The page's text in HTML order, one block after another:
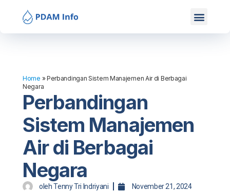
Home » Perbandingan Sistem Manajemen Air di Berbagai
Negara
Perbandingan
Sistem Manajemen
Air di Berbagai
Negara
olehTenny Tri Indriyani November 21, 2024